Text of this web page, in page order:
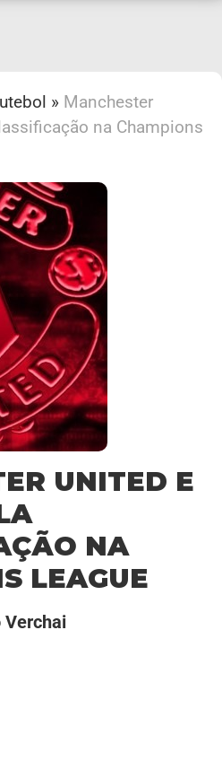
» Manchester
na Champions
UNITED E
NA
LEAGUE
Verchai